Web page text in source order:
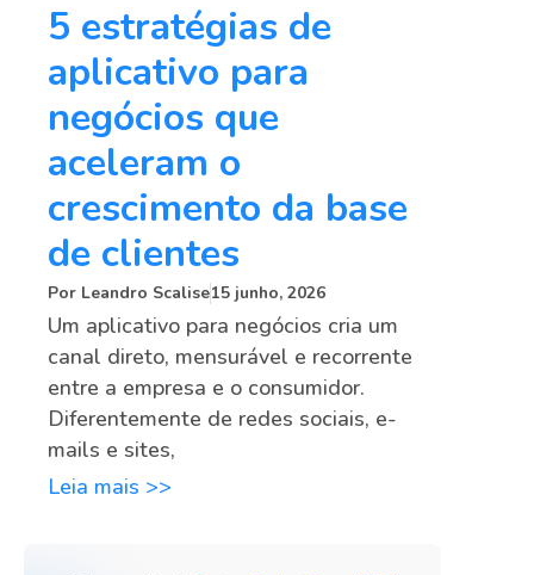
5 estratégias de
aplicativo para
negócios que
aceleram o
crescimento da base
de clientes
Por Leandro Scalise15 junho, 2026
Um aplicativo para negócios cria um
canal direto, mensurável e recorrente
entre a empresa e o consumidor.
Diferentemente de redes sociais, e-
mails e sites,
Leia mais >>